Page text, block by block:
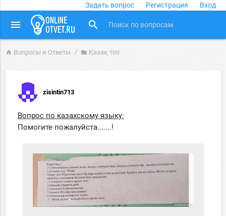
Задать вопрос Регистрация Вход
menu search
home Вопросы и Ответы folder Қазақ тiлi
zisintin713
Вопрос по казахскому языку:
Помогите пожалуйста.......!